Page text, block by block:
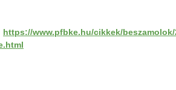
https://www.pfbke.hu/cikkek/